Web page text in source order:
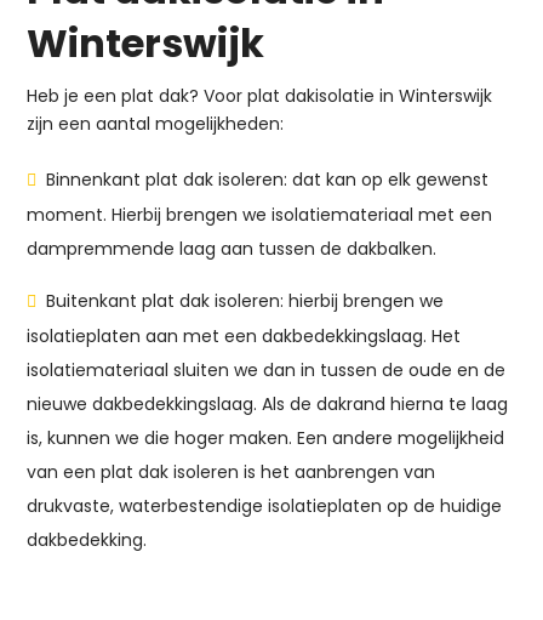
Winterswijk
Heb je een plat dak? Voor plat dakisolatie in Winterswijk
zijn een aantal mogelijkheden:
Binnenkant plat dak isoleren: dat kan op elk gewenst
moment. Hierbij brengen we isolatiemateriaal met een
dampremmende laag aan tussen de dakbalken.
Buitenkant plat dak isoleren: hierbij brengen we
isolatieplaten aan met een dakbedekkingslaag. Het
isolatiemateriaal sluiten we dan in tussen de oude en de
nieuwe dakbedekkingslaag. Als de dakrand hierna te laag
is, kunnen we die hoger maken. Een andere mogelijkheid
van een plat dak isoleren is het aanbrengen van
drukvaste, waterbestendige isolatieplaten op de huidige
dakbedekking.